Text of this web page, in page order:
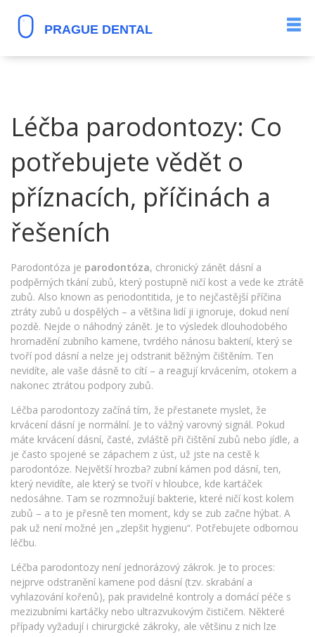
Léčba parodontozy: Co
potřebujete vědět o
příznacích, příčinách a
řešeních
Parodontóza je parodontóza, chronický zánět dásní a
podpěrných tkání zubů, který postupně ničí kost a vede ke ztrátě
zubů. Also known as periodontitida, je to nejčastější příčina
ztráty zubů u dospělých – a většina lidí ji ignoruje, dokud není
pozdě. Nejde o náhodný zánět. Je to výsledek dlouhodobého
hromadění zubního kamene, tvrdého nánosu bakterií, který se
tvoří pod dásní a nelze jej odstranit běžným čištěním. Ten
nevidíte, ale vaše dásně to cítí – a reagují krvácením, otokem a
nakonec ztrátou podpory zubů.
Léčba parodontozy začíná tím, že přestanete myslet, že
krvácení dásní je normální. Je to vážný varovný signál. Pokud
máte krvácení dásní, časté, zvláště při čištění zubů nebo jídle, a
je často spojené se zápachem z úst, už jste na cestě k
parodontóze. Největší hrozba? zubní kámen pod dásní, ten,
který nevidíte, ale který se tvoří v hloubce, kde kartáček
nedosáhne. Tam se rozmnožují bakterie, které ničí kost kolem
zubů – a to je přesně ten moment, kdy se zub začne hýbat. A
pak už není možné jen „zlepšit hygienu“. Potřebujete odbornou
léčbu.
Léčba parodontozy není jednorázový zákrok. Je to proces:
nejprve odstranění kamene pod dásní (tzv. skrabání a
vyhlazování kořenů), pak pravidelné kontroly a domácí péče s
mezizubními kartáčky nebo ultrazvukovým čističem. Některé
případy vyžadují i chirurgické zákroky, ale většinu z nich lze